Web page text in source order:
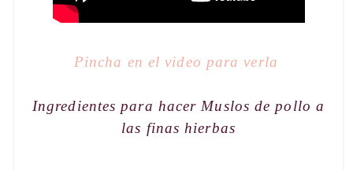
Pincha en el video para verla
Ingredientes para hacer Muslos de pollo a
las finas hierbas